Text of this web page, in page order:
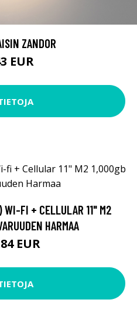
ZANDOR
EUR
FI + CELLULAR 11" M2
HARMAA
EUR